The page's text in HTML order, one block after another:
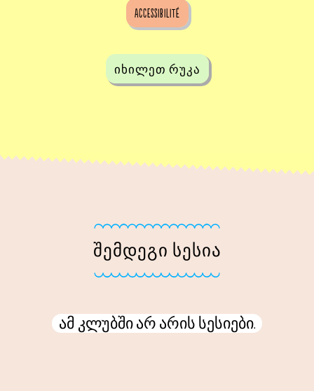
Accessibilité
იხილეთ რუკა
ᲨᲔᲛᲓᲔᲒᲘ ᲡᲔᲡᲘᲐ
ამ კლუბში არ არის სესიები.